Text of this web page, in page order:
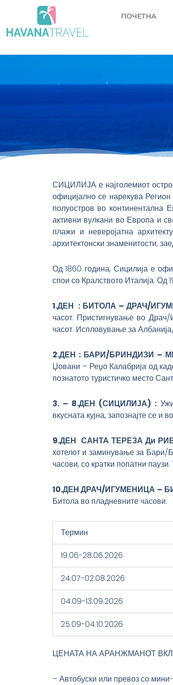
content
ПОЧЕТНА
СИЦИЛИЈА е најголемиот
официјално се нарекува
полуостров во континентална
активни вулкани во Европа и
плажи и неверојатна
архитектонски знаменитости,
Од 1860 година, Сицилија е
спои со Кралството Италија. Од
1.ДЕН : БИТОЛА – ДРАЧ/
часот. Пристигнување во
часот. Испловување за
2.ДЕН : БАРИ/БРИНДИЗИ –
Џовани – Реџо Калабрија од
познатото туристичко место
3. – 8.ДЕН (СИЦИЛИЈА) :
вкусната кујна, запознајте се и
9.ДЕН САНТА ТЕРЕЗА Ди
хотелот и заминување за Бари/
часови, со кратки попатни
10.ДЕН ДРАЧ/ИГУМЕНИЦА –
Битола во пладневните часови.
Термин
19.06-28.06.2026
24.07-02.08.2026
04.09-13.09.2026
25.09-04.10.2026
ЦЕНАТА НА АРАНЖМАНОТ
– Автобуски или превоз со